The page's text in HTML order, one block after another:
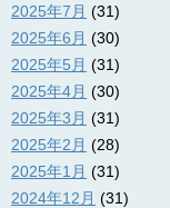
2025年7月 (31)
2025年6月 (30)
2025年5月 (31)
2025年4月 (30)
2025年3月 (31)
2025年2月 (28)
2025年1月 (31)
2024年12月 (31)